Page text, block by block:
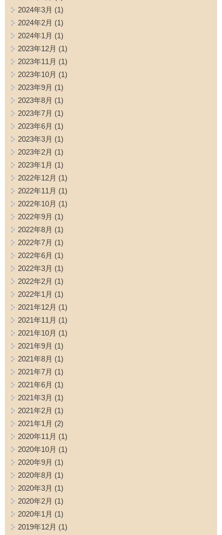
2024年3月 (1)
2024年2月 (1)
2024年1月 (1)
2023年12月 (1)
2023年11月 (1)
2023年10月 (1)
2023年9月 (1)
2023年8月 (1)
2023年7月 (1)
2023年6月 (1)
2023年3月 (1)
2023年2月 (1)
2023年1月 (1)
2022年12月 (1)
2022年11月 (1)
2022年10月 (1)
2022年9月 (1)
2022年8月 (1)
2022年7月 (1)
2022年6月 (1)
2022年3月 (1)
2022年2月 (1)
2022年1月 (1)
2021年12月 (1)
2021年11月 (1)
2021年10月 (1)
2021年9月 (1)
2021年8月 (1)
2021年7月 (1)
2021年6月 (1)
2021年3月 (1)
2021年2月 (1)
2021年1月 (2)
2020年11月 (1)
2020年10月 (1)
2020年9月 (1)
2020年8月 (1)
2020年3月 (1)
2020年2月 (1)
2020年1月 (1)
2019年12月 (1)